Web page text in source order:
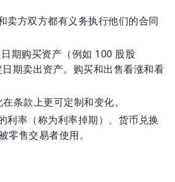
卖方双方都有义务执行他们的合同
期购买资产（例如 100 股股
期卖出资产。购买和出售看涨和看
条款上更可定制和变化。
利率（称为利率掉期）、货币兑换
零售交易者使用。